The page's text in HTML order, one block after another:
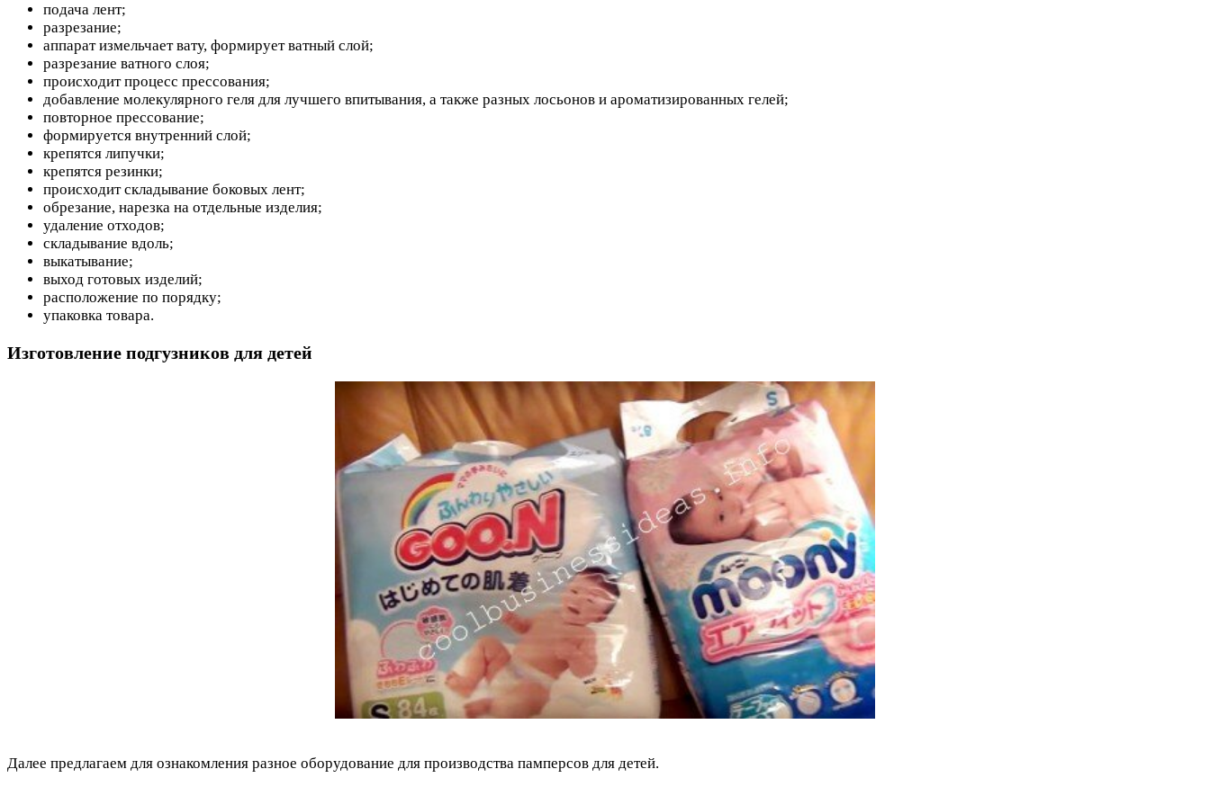
подача лент;
разрезание;
аппарат измельчает вату, формирует ватный слой;
разрезание ватного слоя;
происходит процесс прессования;
добавление молекулярного геля для лучшего впитывания, а также разных лосьонов и ароматизированных гелей;
повторное прессование;
формируется внутренний слой;
крепятся липучки;
крепятся резинки;
происходит складывание боковых лент;
обрезание, нарезка на отдельные изделия;
удаление отходов;
складывание вдоль;
выкатывание;
выход готовых изделий;
расположение по порядку;
упаковка товара.
Изготовление подгузников для детей
Далее предлагаем для ознакомления разное оборудование для производства памперсов для детей.